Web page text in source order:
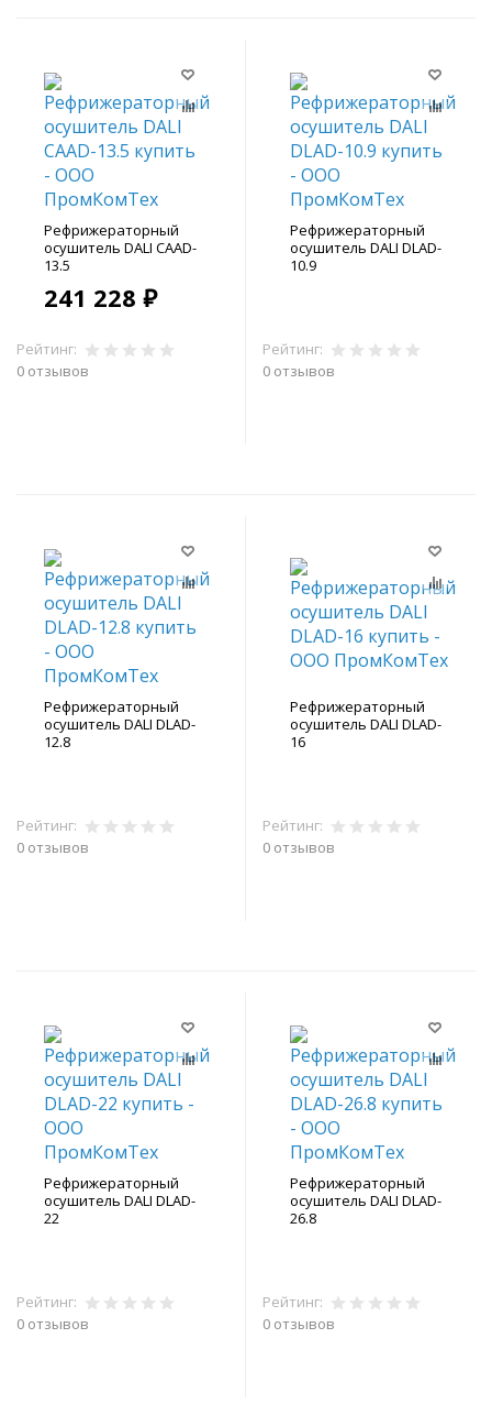
Рефрижераторный
осушитель DALI CAAD-
13.5
241 228 ₽
Рейтинг:
0 отзывов
Рефрижераторный
осушитель DALI DLAD-
10.9
Рейтинг:
0 отзывов
Рефрижераторный
осушитель DALI DLAD-
12.8
Рейтинг:
0 отзывов
Рефрижераторный
осушитель DALI DLAD-
16
Рейтинг:
0 отзывов
Рефрижераторный
осушитель DALI DLAD-
22
Рейтинг:
0 отзывов
Рефрижераторный
осушитель DALI DLAD-
26.8
Рейтинг:
0 отзывов